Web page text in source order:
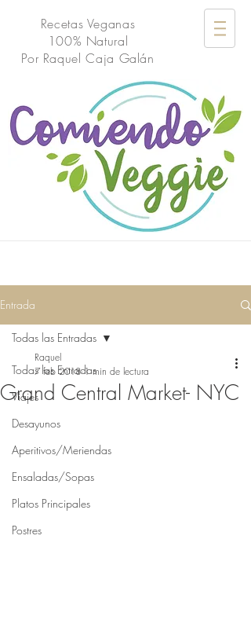
Recetas Veganas
100% Natural
Por Raquel Caja Galán
Entrada
Todas las Entradas
Viajes
Desayunos
Aperitivos/Meriendas
Ensaladas/Sopas
Platos Principales
Postres
Todas las Entradas
Grand Central Market- NYC
Raquel
7 feb 2018 1 min de lectura